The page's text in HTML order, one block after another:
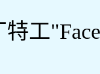
特工